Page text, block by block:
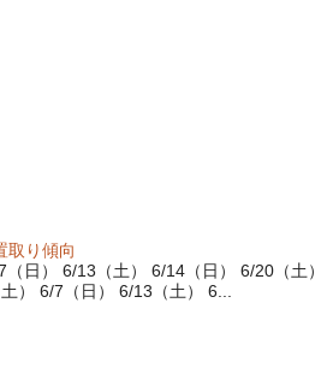
取り傾向
日） 6/13（土） 6/14（日） 6/20（土）
） 6/7（日） 6/13（土） 6...